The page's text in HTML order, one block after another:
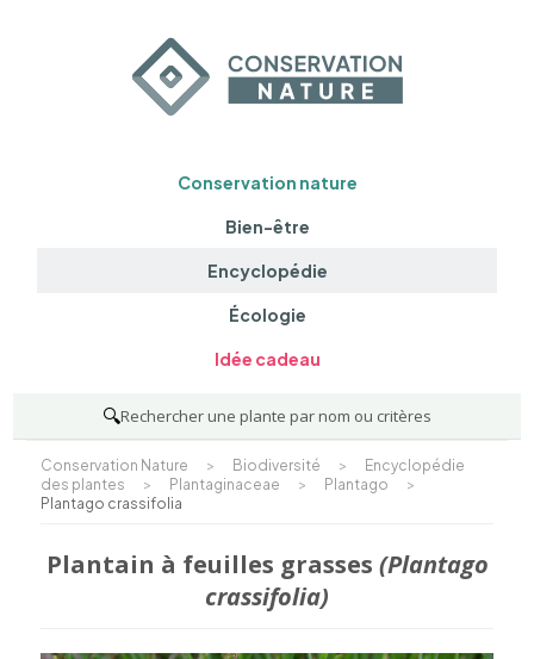
Conservation nature
Bien-être
Encyclopédie
Écologie
Idée cadeau
🔍Rechercher une plante par nom ou critères
Conservation Nature > Biodiversité >
Encyclopédie
des plantes
> Plantaginaceae > Plantago
>
Plantago crassifolia
Plantain à feuilles grasses (Plantago
crassifolia)